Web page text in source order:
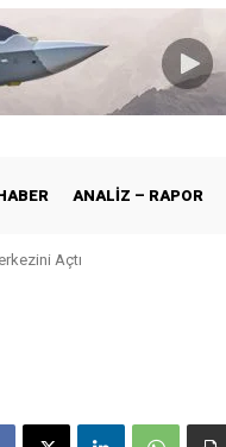
ANALIZ – RAPOR
Açtı
Dönem